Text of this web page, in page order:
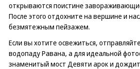
открываются поистине
После этого отдохните на вершине и
безмятежным пейзажем.
Если вы хотите освежиться,
водопаду Равана, а для идеальной
знаменитый мост Девяти арок и